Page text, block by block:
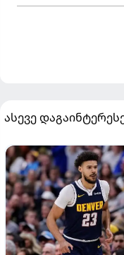
ასევე